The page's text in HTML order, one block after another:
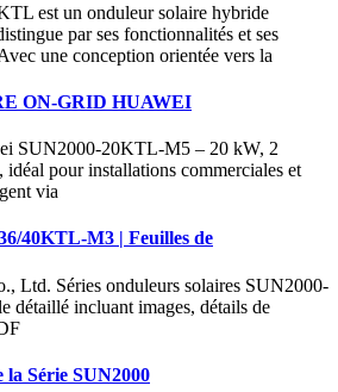
est un onduleur solaire hybride
par ses fonctionnalités et ses
une conception orientée vers la
ON-GRID HUAWEI
SUN2000-20KTL-M5 – 20 kW, 2
pour installations commerciales et
via
40KTL-M3 | Feuilles de
Ltd. Séries onduleurs solaires SUN2000-
incluant images, détails de
Série SUN2000